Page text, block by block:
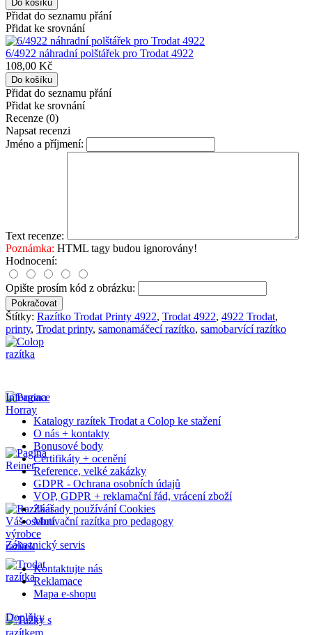
Přidat do seznamu přání
Přidat ke srovnání
6/4922 náhradní polštářek pro Trodat 4922
108,00 Kč
Přidat do seznamu přání
Přidat ke srovnání
Recenze (0)
Napsat recenzi
Jméno a příjmení:
Text recenze:
Poznámka: HTML tagy budou ignorovány!
Hodnocení:
Opište prosím kód z obrázku:
Pokračovat
Štítky: Razítko Trodat Printy 4922, Trodat 4922, 4922 Trodat,
printy, Trodat printy, samonamáčecí razítko, samobarvící razítko
Informace
Katalogy razítek Trodat a Colop ke stažení
O nás + kontakty
Bonusové body
Certifikáty + ocenění
Reference, velké zakázky
GDPR - Ochrana osobních údajů
VOP, GDPR + reklamační řád, vrácení zboží
Záasady používání Cookies
Motivační razítka pro pedagogy
Zákaznický servis
Kontaktujte nás
Reklamace
Mapa e-shopu
Doplňky